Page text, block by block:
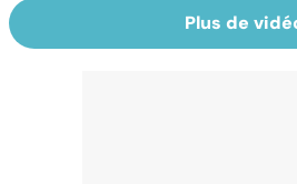
Plus de